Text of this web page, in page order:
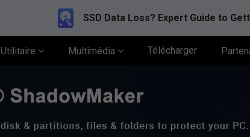
SSD Data Loss? Expert Guide to
Utilitaire Multimédia Télécharger